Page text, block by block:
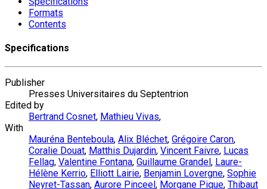
Formats
Contents
Specifications
Publisher
Presses Universitaires du Septentrion
Edited by
Bertrand Cosnet, Mathieu Vivas,
With
Mauréna Benteboula, Alix Bléchet, Grégoire Caron,
Coralie Douat, Matthis Dujardin, Vincent Faivre, Lucas
Fellag, Valentine Fontana, Guillaume Grandel , Laure-
Hélène Kerrio, Elliott Lairie, Benjamin Lovergne, Sophie
Neyret-Tassan, Aurore Pinceel , Morgane Pique, Thibaut